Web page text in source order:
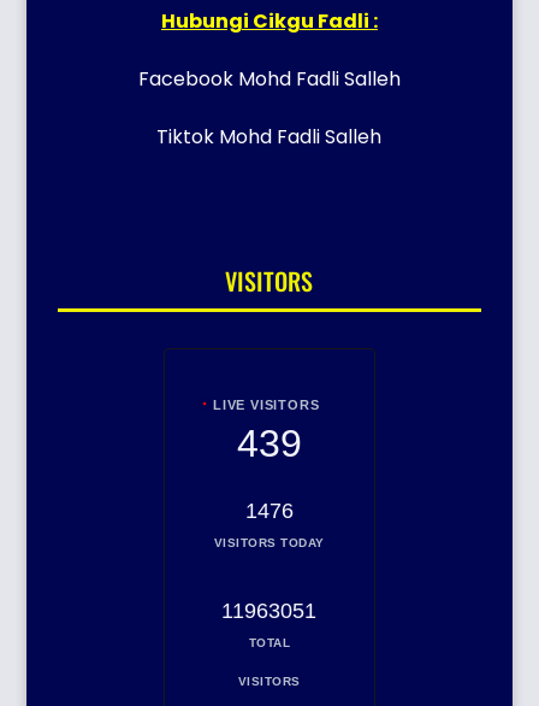
Hubungi Cikgu Fadli :
Facebook Mohd Fadli Salleh
Tiktok Mohd Fadli Salleh
VISITORS
LIVE VISITORS
439
1476
VISITORS TODAY
11963051
TOTAL
VISITORS